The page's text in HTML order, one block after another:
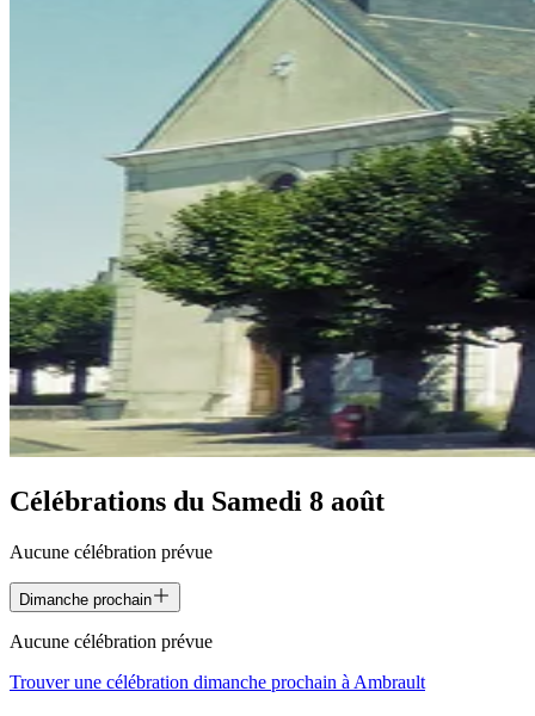
Célébrations du Samedi 8 août
Aucune célébration prévue
Dimanche prochain
Aucune célébration prévue
Trouver une célébration dimanche prochain à Ambrault